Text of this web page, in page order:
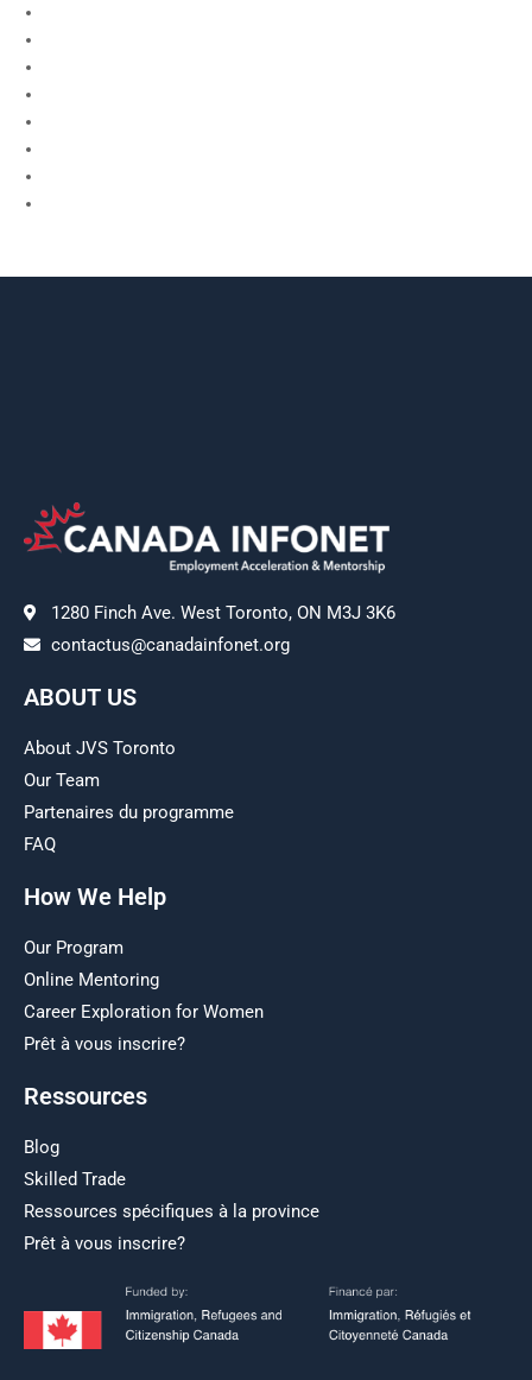
1280 Finch Ave. West Toronto, ON M3J 3K6
contactus@canadainfonet.org
ABOUT US
About JVS Toronto
Our Team
Partenaires du programme
FAQ
How We Help
Our Program
Online Mentoring
Career Exploration for Women
Prêt à vous inscrire?
Ressources
Blog
Skilled Trade
Ressources spécifiques à la province
Prêt à vous inscrire?